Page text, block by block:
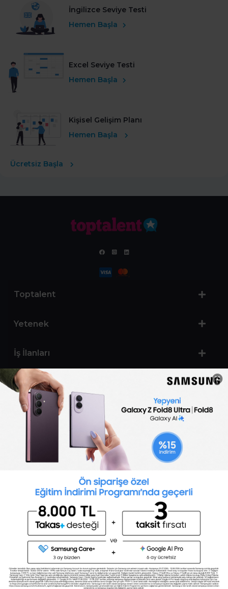
İngilizce Seviye Testi
Hemen Başla
Excel Seviye Testi
Hemen Başla
Kişisel Gelişim Planı
Hemen Başla
Ücretsiz Başla
Toptalent
Yetenek
İş İlanları
Sertifika Programları
Yetenek Testleri
Toptalent Marka ve İnsan Kaynakları Danışmanlığı Limited Şirketi Özel İstihdam Bürosu
Olarak 11 / 11 / 2024 - 10 / 11 / 2027 tarihleri arasında faaliyette bulunmak üzere, Türkiye İş
Kurumu tarafından 05.11.2024 tarih ve 16998526 sayılı karar uyarınca 1251 nolu belge ile faaliyet
göstermektedir.Toptalent İş İlanları için tıklayın. 4904 sayılı kanun uyarınca iş arayanlardan
ücret alınmayacak ve menfaat temin edilmeyecektir.
Türkiye İş Kurumu İstanbul İl Müdürlüğü: 0 212 249 29 87 | Türkiye iş Kurumu İstanbul Çalışma
ve İş Kurumu Bahçelievler Hizmet Merkezi
Toptalent 2026 © Tüm Hakları Saklıdır.